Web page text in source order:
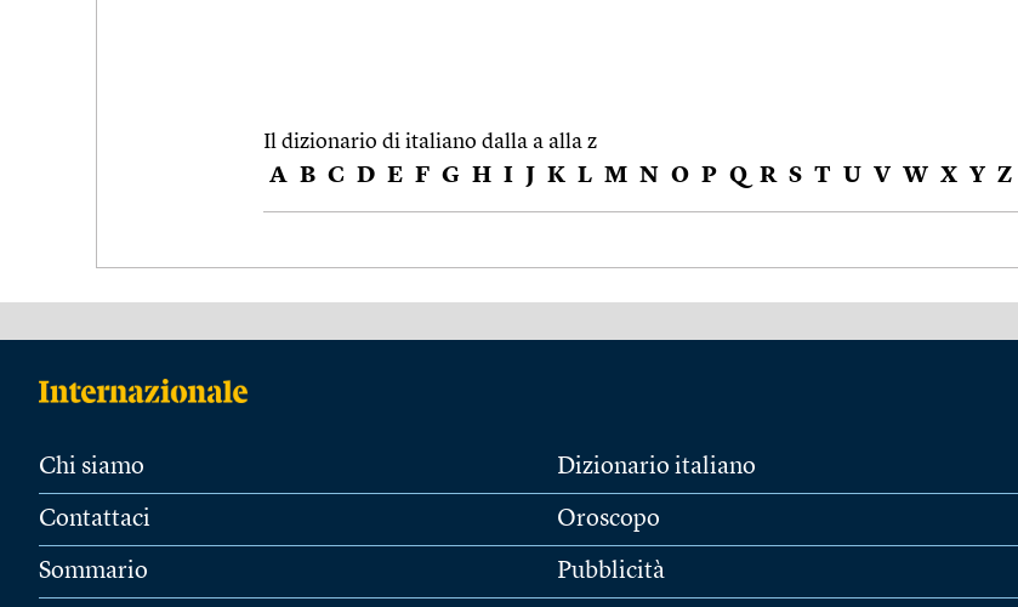
Il dizionario di italiano dalla a alla z
A B C D E F G H I J K L M N O P Q R S T U V W X Y Z
Chi siamo
Contattaci
Sommario
Dizionario italiano
Oroscopo
Pubblicità